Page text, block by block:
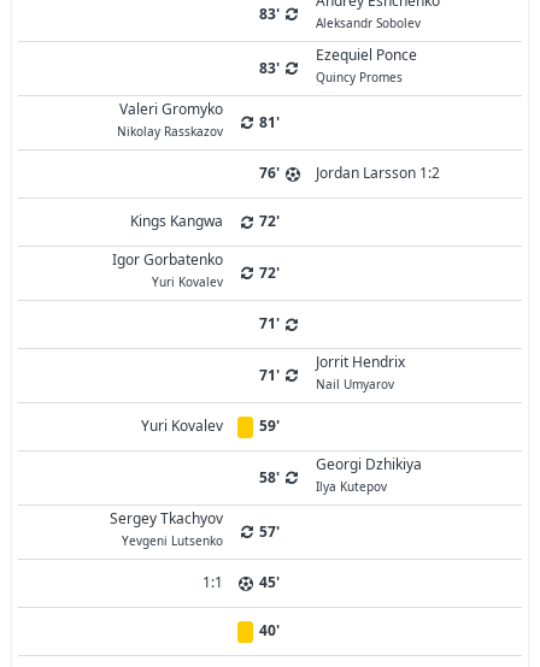
83' Aleksandr Sobolev
83'
Ezequiel Ponce
Quincy Promes
Valeri Gromyko
Nikolay Rasskazov 81'
76' Jordan Larsson 1:2
Kings Kangwa
72'
Igor Gorbatenko
Yuri Kovalev 72'
71'
71'
Jorrit Hendrix
Nail Umyarov
Yuri Kovalev 59'
58'
Georgi Dzhikiya
Ilya Kutepov
Sergey Tkachyov
Yevgeni Lutsenko 57'
1:1 45'
40'